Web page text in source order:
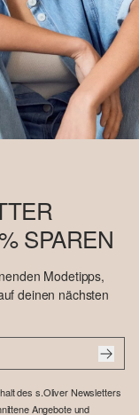
SPAREN
Modetipps,
deinen nächsten
des s.Oliver Newsletters
Angebote und